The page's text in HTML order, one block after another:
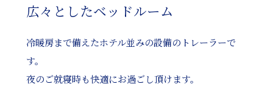
広々としたベッドルーム
冷暖房まで備えたホテル並みの設備のトレーラーで
す。
夜のご就寝時も快適にお過ごし頂けます。